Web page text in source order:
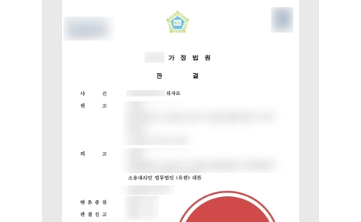
오시는 길
글로벌 파트너 로펌
통합검색
AI대륜
사례분석/최신동향
이혼 법률정보
법률지식인